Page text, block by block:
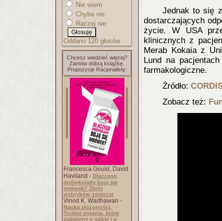
Nie wiem
Chyba nie
Raczej nie
Oddano 120 głosów.
Chcesz wiedzieć więcej?
Zamów dobrą książkę.
Propozycje Racjonalisty:
Francesca Gould, David
Haviland - Dlaczego
mrówkojady boją się
mrówek? Zbiór
wybryków zwierząt
Vinod K. Wadhawan -
Nauka złożoności.
Trudne pytania, które
zadajemy o sobie i o
Jednak to się
dostarczających
życie. W USA
klinicznych z
Merab Kokaia z
Lund na
farmakologiczne.
Źródło:
Zobacz też: